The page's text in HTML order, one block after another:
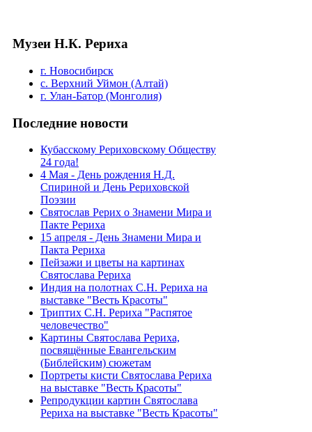
Музеи Н.К. Рериха
г. Новосибирск
с. Верхний Уймон (Алтай)
г. Улан-Батор (Монголия)
Последние новости
Кубасскому Рериховскому Обществу
24 года!
4 Мая - День рождения Н.Д.
Спириной и День Рериховской
Поэзии
Святослав Рерих о Знамени Мира и
Пакте Рериха
15 апреля - День Знамени Мира и
Пакта Рериха
Пейзажи и цветы на картинах
Святослава Рериха
Индия на полотнах С.Н. Рериха на
выставке "Весть Красоты"
Триптих С.Н. Рериха "Распятое
человечество"
Картины Святослава Рериха,
посвящённые Евангельским
(Библейским) сюжетам
Портреты кисти Святослава Рериха
на выставке "Весть Красоты"
Репродукции картин Святослава
Рериха на выставке "Весть Красоты"